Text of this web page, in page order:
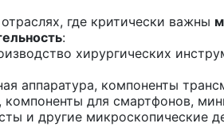
где критически важны
:
хирургических
аппаратура, компоненты
компоненты для смартфонов,
и другие микроскопические